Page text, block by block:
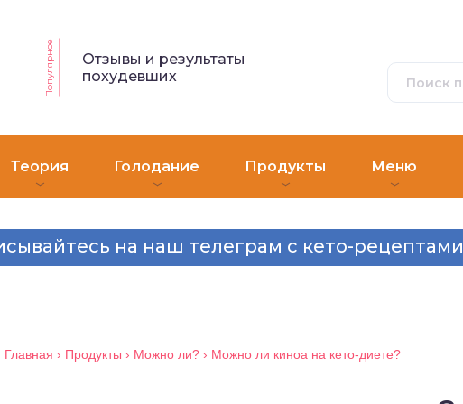
Популярное
Отзывы и результаты
похудевших
Теория Голодание Продукты Меню
на наш телеграм с кето-рецептами
Главная › Продукты › Можно ли?› Можно ли киноа на кето-диете?